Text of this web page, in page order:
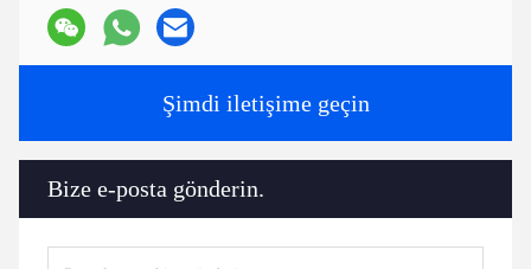
Şimdi iletişime geçin
Bize e-posta gönderin.